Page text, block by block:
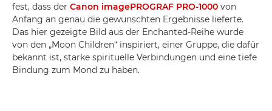
fest, dass der Canon imagePROGRAF PRO-1000 von
Anfang an genau die gewünschten Ergebnisse lieferte.
Das hier gezeigte Bild aus der Enchanted-Reihe wurde
von den „Moon Children“ inspiriert, einer Gruppe, die dafür
bekannt ist, starke spirituelle Verbindungen und eine tiefe
Bindung zum Mond zu haben.